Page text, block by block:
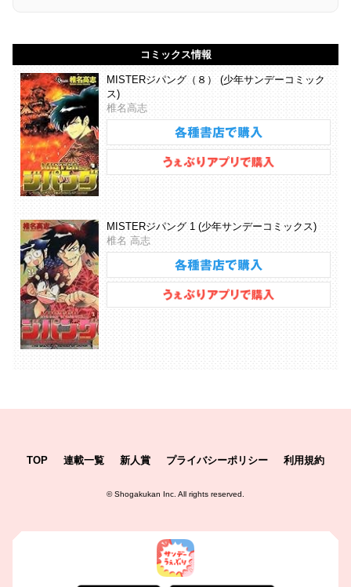
コミックス情報
MISTERジパング（８） (少年サンデーコミック
ス)
椎名高志
MISTERジパング 1 (少年サンデーコミックス)
椎名 高志
TOP 連載一覧 新人賞 プライバシーポリシー 利用規約
©Shogakukan Inc. All rights reserved.